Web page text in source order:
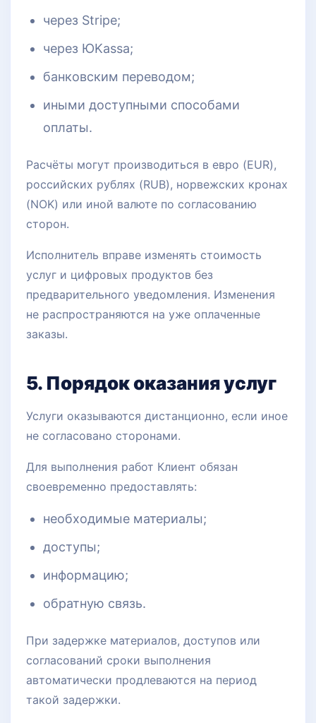
через Stripe;
через ЮKassa;
банковским переводом;
иными доступными способами
оплаты.
Расчёты могут производиться в евро (EUR),
российских рублях (RUB), норвежских кронах
(NOK) или иной валюте по согласованию
сторон.
Исполнитель вправе изменять стоимость
услуг и цифровых продуктов без
предварительного уведомления. Изменения
не распространяются на уже оплаченные
заказы.
5. Порядок оказания услуг
Услуги оказываются дистанционно, если иное
не согласовано сторонами.
Для выполнения работ Клиент обязан
своевременно предоставлять:
необходимые материалы;
доступы;
информацию;
обратную связь.
При задержке материалов, доступов или
согласований сроки выполнения
автоматически продлеваются на период
такой задержки.